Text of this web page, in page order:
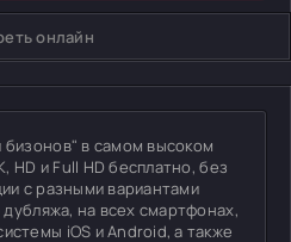
онлайн
в самом высоком
HD и Full HD бесплатно, без
с разными вариантами
на всех смартфонах,
iOS и Android, а также